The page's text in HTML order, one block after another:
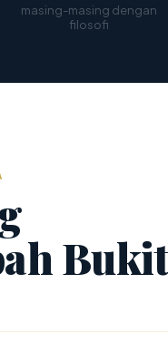
masing-masing dengan
filosofi
Bukit